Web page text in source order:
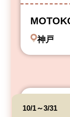
神戸
10/1～3/31